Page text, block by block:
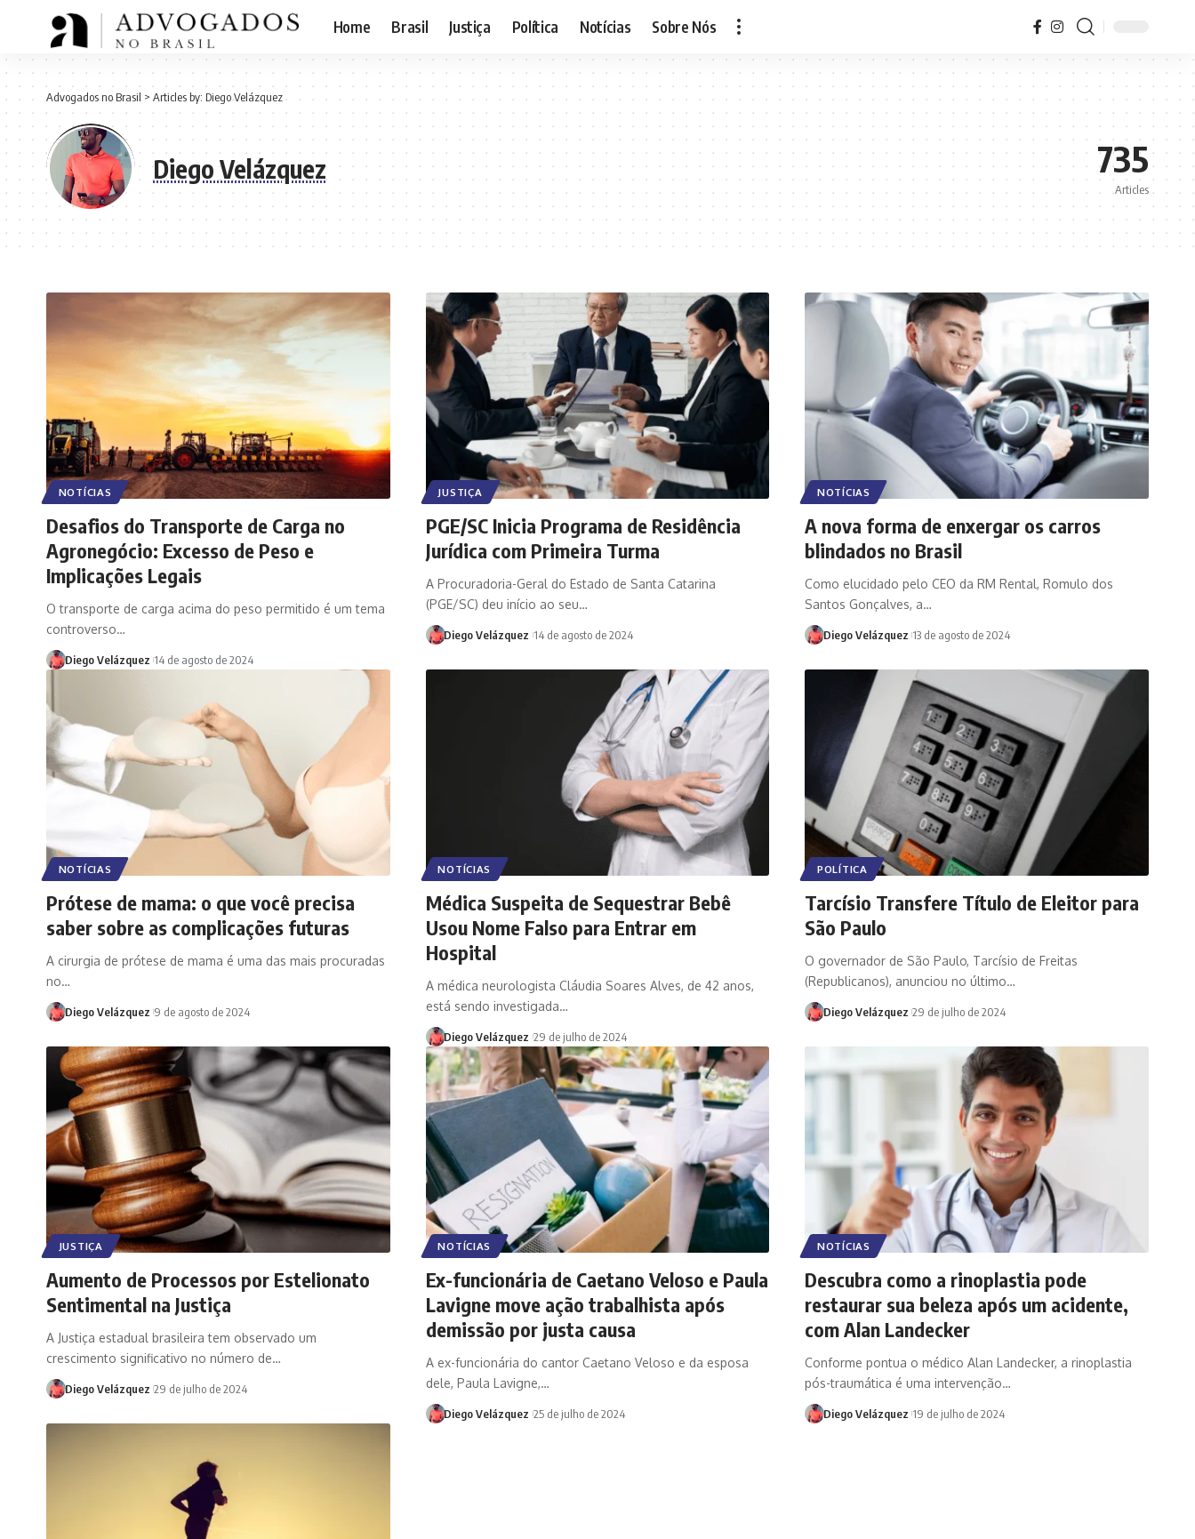
Home Brasil Justiça Política Notícias Sobre Nós
Advogados no Brasil >Articles by: Diego Velázquez
Diego Velázquez 735
Articles
NOTÍCIAS
Desafios do Transporte de Carga no
Agronegócio: Excesso de Peso e
Implicações Legais
O transporte de carga acima do peso permitido é um tema
controverso…
Diego Velázquez 14 de agosto de 2024
JUSTIÇA
PGE/SC Inicia Programa de Residência
Jurídica com Primeira Turma
A Procuradoria-Geral do Estado de Santa Catarina
(PGE/SC) deu início ao seu…
Diego Velázquez 14 de agosto de 2024
NOTÍCIAS
A nova forma de enxergar os carros
blindados no Brasil
Como elucidado pelo CEO da RM Rental, Romulo dos
Santos Gonçalves, a…
Diego Velázquez 13 de agosto de 2024
NOTÍCIAS
Prótese de mama: o que você precisa
saber sobre as complicações futuras
A cirurgia de prótese de mama é uma das mais procuradas
no…
Diego Velázquez 9 de agosto de 2024
NOTÍCIAS
Médica Suspeita de Sequestrar Bebê
Usou Nome Falso para Entrar em
Hospital
A médica neurologista Cláudia Soares Alves, de 42 anos,
está sendo investigada…
Diego Velázquez 29 de julho de 2024
POLÍTICA
Tarcísio Transfere Título de Eleitor para
São Paulo
O governador de São Paulo, Tarcísio de Freitas
(Republicanos), anunciou no último…
Diego Velázquez 29 de julho de 2024
JUSTIÇA
Aumento de Processos por Estelionato
Sentimental na Justiça
A Justiça estadual brasileira tem observado um
crescimento significativo no número de…
Diego Velázquez 29 de julho de 2024
NOTÍCIAS
Ex-funcionária de Caetano Veloso e Paula
Lavigne move ação trabalhista após
demissão por justa causa
A ex-funcionária do cantor Caetano Veloso e da esposa
dele, Paula Lavigne,…
Diego Velázquez 25 de julho de 2024
NOTÍCIAS
Descubra como a rinoplastia pode
restaurar sua beleza após um acidente,
com Alan Landecker
Conforme pontua o médico Alan Landecker, a rinoplastia
pós-traumática é uma intervenção…
Diego Velázquez 19 de julho de 2024